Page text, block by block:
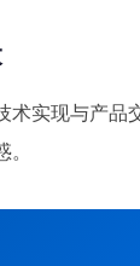
术实现与产